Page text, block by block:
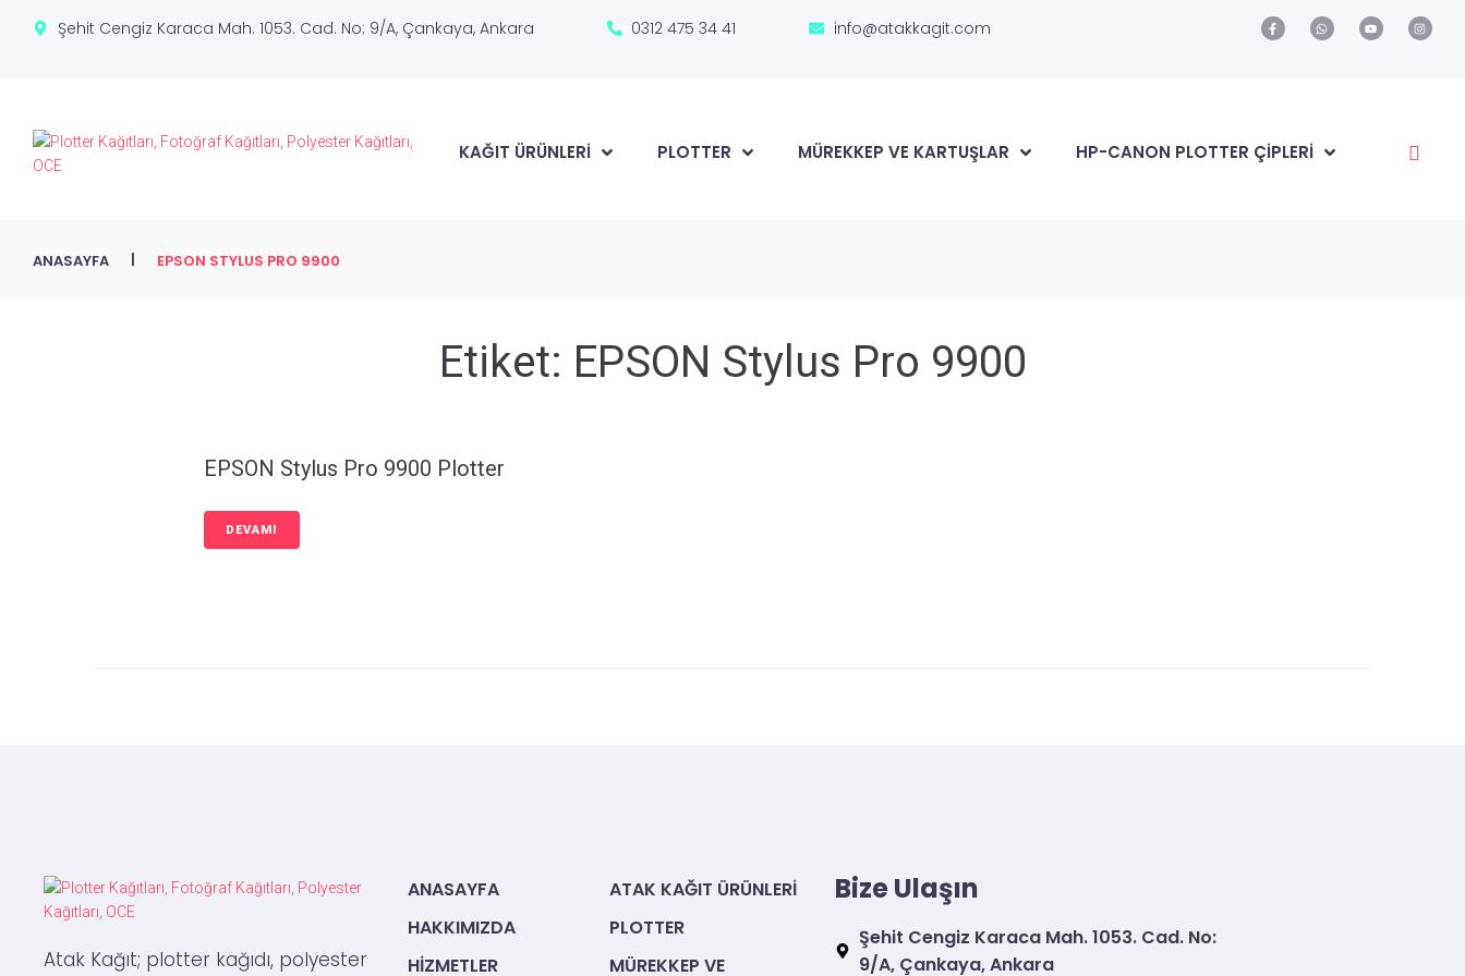
Şehit Cengiz Karaca Mah. 1053. Cad. No: 9/A, Çankaya, Ankara 0312 475 34 41 info@atakkagit.com
KAĞIT ÜRÜNLERI PLOTTER MÜREKKEP VE KARTUŞLAR HP-CANON PLOTTER ÇIPLERI
ANASAYFA | EPSON STYLUS PRO 9900
Etiket: EPSON Stylus Pro 9900
EPSON Stylus Pro 9900 Plotter
DEVAMI
Atak Kağıt; plotter kağıdı, polyester
ANASAYFA
HAKKIMIZDA
HIZMETLER
ATAK KAĞIT ÜRÜNLERI
PLOTTER
MÜREKKEP VE
Bize Ulaşın
Şehit Cengiz Karaca Mah. 1053. Cad. No:
9/A, Çankaya, Ankara